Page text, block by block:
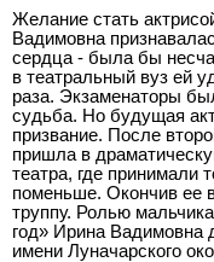
Желание стать
Вадимовна
сердца - была бы
в театральный вуз ей
раза. Экзаменаторы
судьба. Но будущая
призвание. После
пришла в
театра, где принимали
поменьше. Окончив ее
труппу. Ролью
год» Ирина
имени Луначарского